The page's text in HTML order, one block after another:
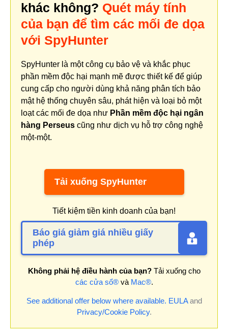
khác không? Quét máy tính
của bạn để tìm các mối đe dọa
với SpyHunter
SpyHunter là một công cụ bảo vệ và khắc phục
phần mềm độc hại mạnh mẽ được thiết kế để giúp
cung cấp cho người dùng khả năng phân tích bảo
mật hệ thống chuyên sâu, phát hiện và loại bỏ một
loạt các mối đe dọa như Phần mềm độc hại ngân
hàng Perseus cũng như dịch vụ hỗ trợ công nghệ
một-một.
Tải xuống SpyHunter
Tiết kiệm tiền kinh doanh của bạn!
Báo giá giảm giá nhiều giấy
phép
Không phải hệ điều hành của bạn?Tải xuống cho
các cửa sổ®và Mac®.
See additional offer below where available. EULAand
Privacy/Cookie Policy.